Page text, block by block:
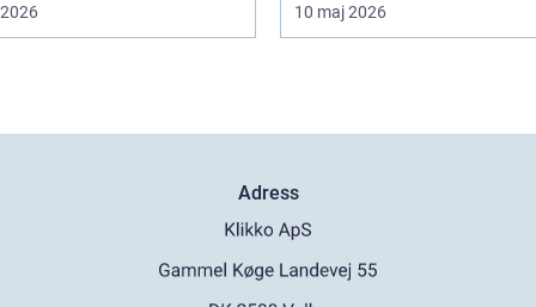
10 maj 2026
Adress